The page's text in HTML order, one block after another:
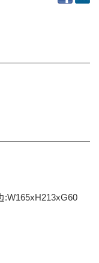
:W165xH213xG60